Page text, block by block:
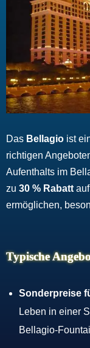
Das Bellagio ist
richtigen
Aufenthalts im
zu 30 % Rabattauf
ermöglichen,
Typische
Sonderpreise
Leben in einer
Bellagio-